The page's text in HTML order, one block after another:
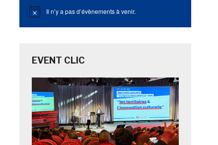
Notice Il n’y a pas d’évènements à venir.
EVENT CLIC